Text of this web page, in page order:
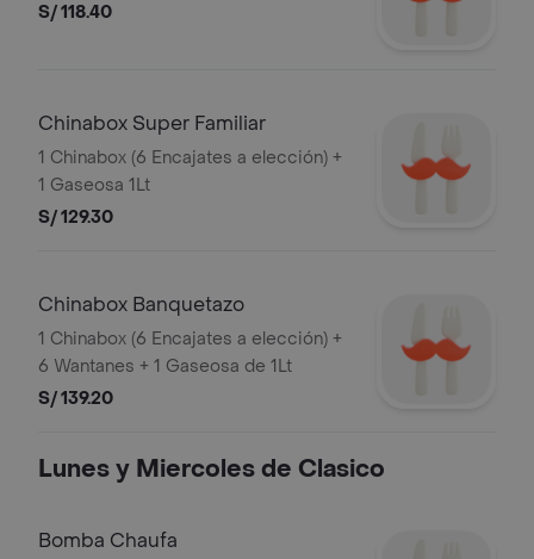
S/ 118.40
Chinabox Super Familiar
1 Chinabox (6 Encajates a elección) +
1 Gaseosa 1Lt
S/ 129.30
Chinabox Banquetazo
1 Chinabox (6 Encajates a elección) +
6 Wantanes + 1 Gaseosa de 1Lt
S/ 139.20
Lunes y Miercoles de Clasico
Bomba Chaufa